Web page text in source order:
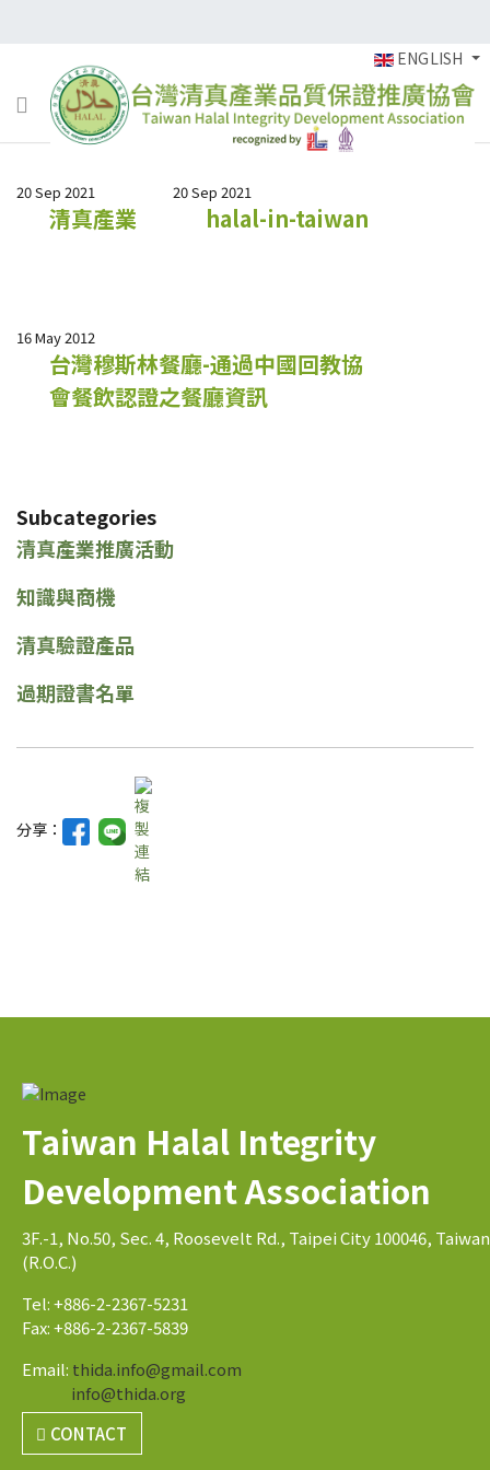
ENGLISH
20 Sep 2021
清真產業
20 Sep 2021
halal-in-taiwan
16 May 2012
台灣穆斯林餐廳-通過中國回教協
會餐飲認證之餐廳資訊
Subcategories
清真產業推廣活動
知識與商機
清真驗證產品
過期證書名單
分享：
Taiwan Halal Integrity
Development Association
3F.-1, No.50, Sec. 4, Roosevelt Rd., Taipei City 100046, Taiwan
(R.O.C.)
Tel: +886-2-2367-5231
Fax: +886-2-2367-5839
Email: thida.info@gmail.com
info@thida.org
CONTACT